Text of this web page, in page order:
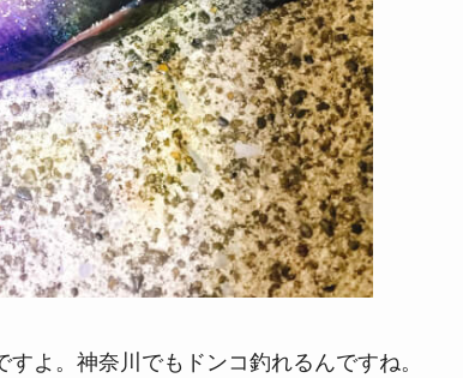
よ。神奈川でもドンコ釣れるんですね。